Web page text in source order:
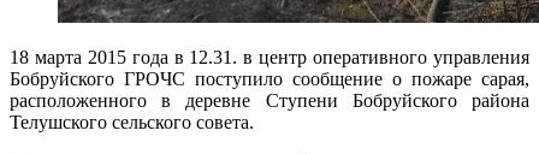
18 марта 2015 года в 12.31. в центр оперативного управления
Бобруйского ГРОЧС поступило сообщение о пожаре сарая,
расположенного в деревне Ступени Бобруйского района
Телушского сельского совета.